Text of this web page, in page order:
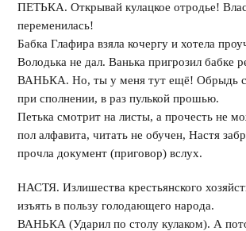
ПЕТЬКА. Открывай кулацкое отродье!
переменилась!
Бабка Глафира взяла кочергу и хотела
Володька не дал. Ванька пригрозил бабке
ВАНЬКА. Но, ты у меня тут ещё! Обрыдь
при сполнении, в раз пулькой прошью.
Петька смотрит на листы, а прочесть не
пол алфавита, читать не обучен, Настя
прочла документ (приговор) вслух.
НАСТЯ. Излишества крестьянского
изъять в пользу голодающего народа.
ВАНЬКА (Ударил по столу кулаком). А